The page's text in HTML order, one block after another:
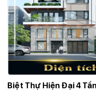
Biệt Thự Hiện Đại 4